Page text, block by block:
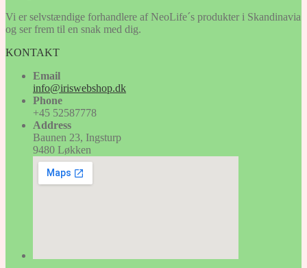
Vi er selvstændige forhandlere af NeoLife´s produkter i Skandinavia
og ser frem til en snak med dig.
KONTAKT
Email
info@iriswebshop.dk
Phone
+45 52587778
Address
Baunen 23, Ingsturp
9480 Løkken